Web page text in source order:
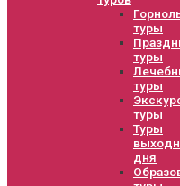
туры
туры
туры
туры
Туры
дня